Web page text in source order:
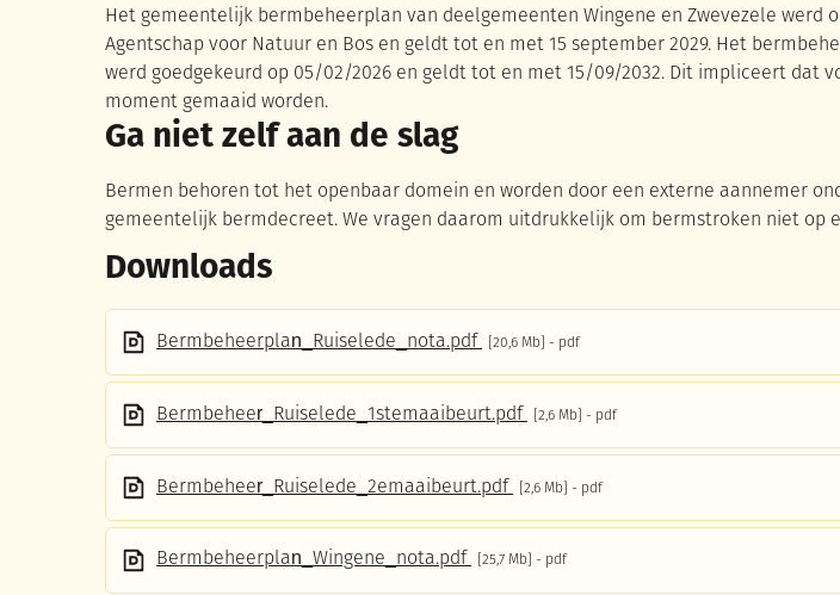
Het gemeentelijk bermbeheerplan van deelgemeenten Wingene en Zwevezele werd
Agentschap voor Natuur en Bos en geldt tot en met 15 september 2029. Het
werd goedgekeurd op 05/02/2026 en geldt tot en met 15/09/2032. Dit impliceert dat
moment gemaaid worden.
Ga niet zelf aan de slag
Bermen behoren tot het openbaar domein en worden door een externe aannemer
gemeentelijk bermdecreet. We vragen daarom uitdrukkelijk om bermstroken niet op
Downloads
Bermbeheerplan_Ruiselede_nota.pdf 20,6 Mb pdf
Bermbeheer_Ruiselede_1stemaaibeurt.pdf 2,6 Mb pdf
Bermbeheer_Ruiselede_2emaaibeurt.pdf 2,6 Mb pdf
Bermbeheerplan_Wingene_nota.pdf 25,7 Mb pdf